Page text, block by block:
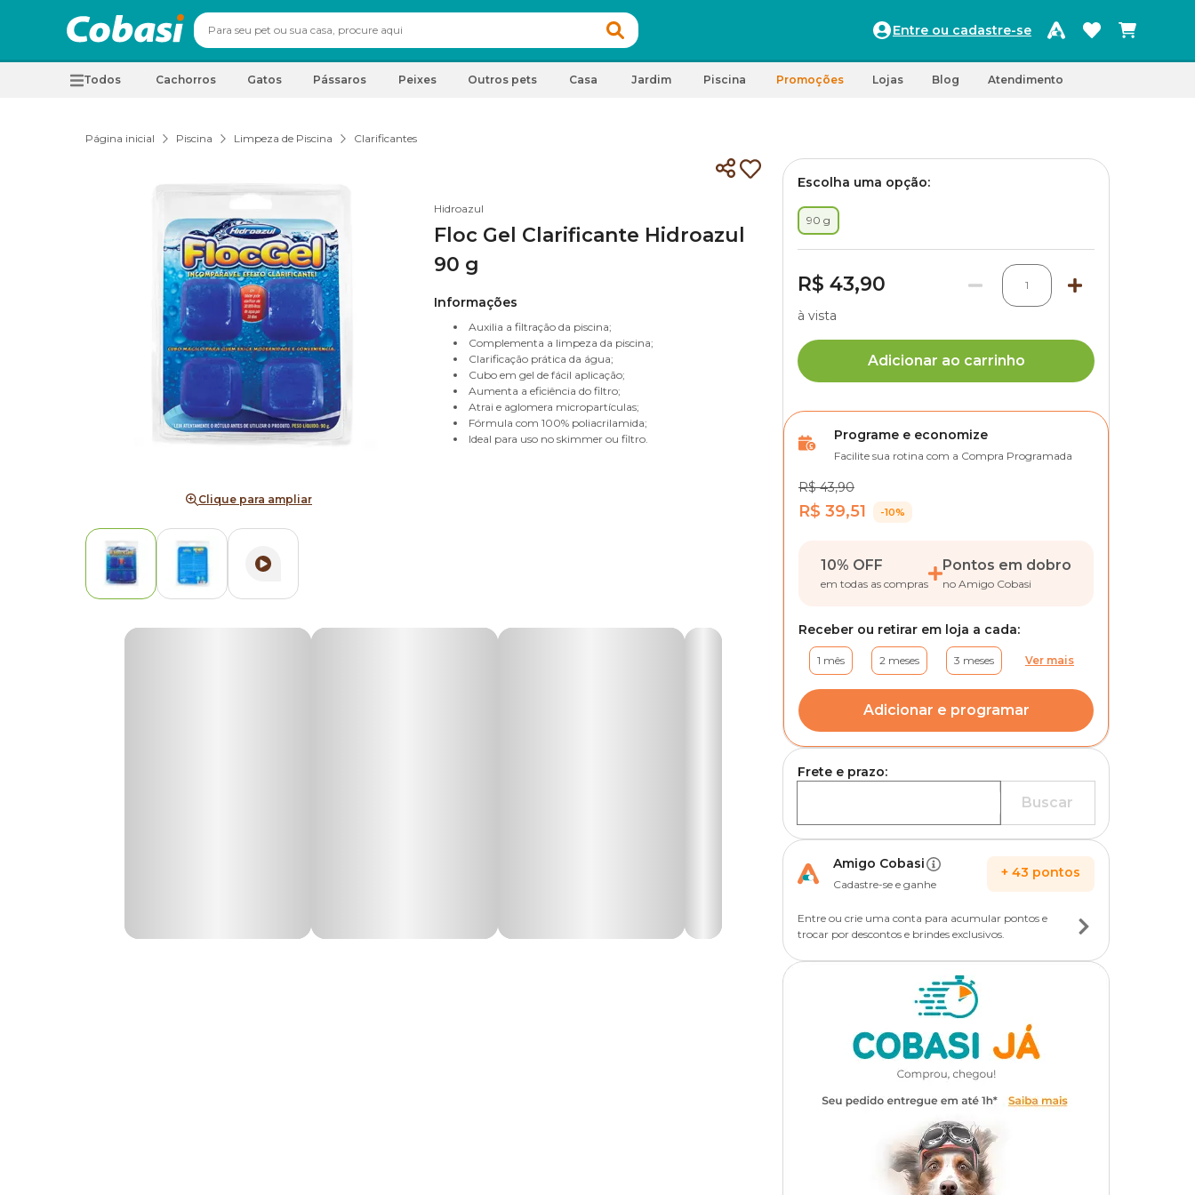
Entre ou cadastre-se
Todos Cachorros Gatos Pássaros Peixes Outros pets Casa Jardim Piscina Promoções Lojas Blog Atendimento
Página inicial Piscina Limpeza de Piscina Clarificantes
Clique para ampliar
Hidroazul
Floc Gel Clarificante Hidroazul
90 g
Informações
Auxilia a filtração da piscina;
Complementa a limpeza da piscina;
Clarificação prática da água;
Cubo em gel de fácil aplicação;
Aumenta a eficiência do filtro;
Atrai e aglomera micropartículas;
Fórmula com 100% poliacrilamida;
Ideal para uso no skimmer ou filtro.
Escolha uma opção:
90 g
R$ 43,90 1
à vista
Adicionar ao carrinho
Programe e economize
Facilite sua rotina com a Compra Programada
R$ 43,90
R$ 39,51 -10%
10% OFF
em todas as compras
Pontos em dobro
no Amigo Cobasi
Receber ou retirar em loja a cada:
1 mês 2 meses 3 meses Ver mais
Adicionar e programar
Frete e prazo:
Buscar
Amigo Cobasi
Cadastre-se e ganhe
+ 43 pontos
Entre ou crie uma conta para acumular pontos e
trocar por descontos e brindes exclusivos.